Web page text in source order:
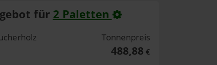
für 2 Paletten
Tonnenpreis
488,88 €